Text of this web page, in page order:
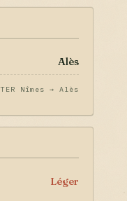
Alès
TER Nîmes → Alès
Léger